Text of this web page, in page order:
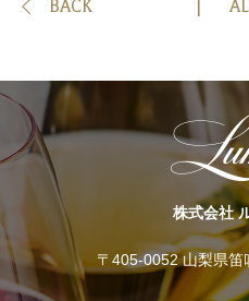
BACK
株式会社
〒405-0052 山梨県笛